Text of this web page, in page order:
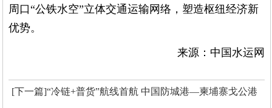
周口“公铁水空”立体交通运输网络，塑造枢纽经济新
优势。
来源：中国水运网
[下一篇]“冷链+普货”航线首航 中国防城港—柬埔寨戈公港